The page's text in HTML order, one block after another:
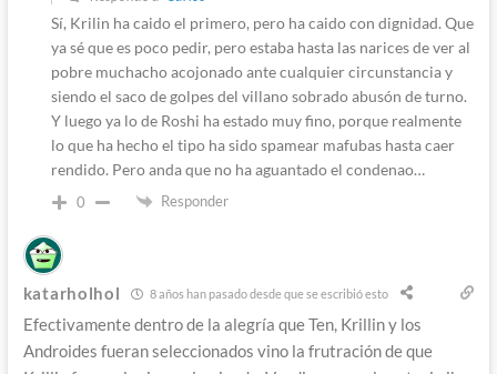
Sí, Krilin ha caido el primero, pero ha caido con dignidad. Que
ya sé que es poco pedir, pero estaba hasta las narices de ver al
pobre muchacho acojonado ante cualquier circunstancia y
siendo el saco de golpes del villano sobrado abusón de turno.
Y luego ya lo de Roshi ha estado muy fino, porque realmente
lo que ha hecho el tipo ha sido spamear mafubas hasta caer
rendido. Pero anda que no ha aguantado el condenao…
0 Responder
katarholhol 8 años han pasado desde que se escribió esto
Efectivamente dentro de la alegría que Ten, Krillin y los
Androides fueran seleccionados vino la frutración de que